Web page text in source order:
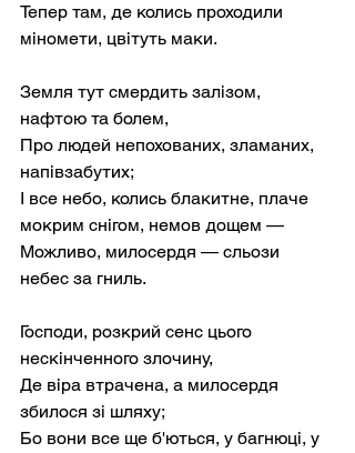
Тепер там, де колись проходили
міномети, цвітуть маки.
Земля тут смердить залізом,
нафтою та болем,
Про людей непохованих, зламаних,
напівзабутих;
І все небо, колись блакитне, плаче
мокрим снігом, немов дощем —
Можливо, милосердя — сльози
небес за гниль.
Господи, розкрий сенс цього
нескінченного злочину,
Де віра втрачена, а милосердя
збилося зі шляху;
Бо вони все ще б'ються, у багнюці, у